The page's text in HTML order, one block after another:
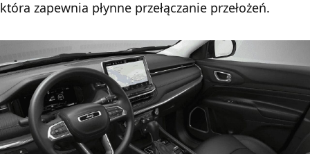
która zapewnia płynne przełączanie przełożeń.